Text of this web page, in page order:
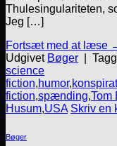
Thulesingulariteten,
Jeg […]
Fortsæt med at læse
Udgivet Bøger
science
fiction,humor,
fiction,spænding,Tom
Husum,USA Skriv en
Bøger